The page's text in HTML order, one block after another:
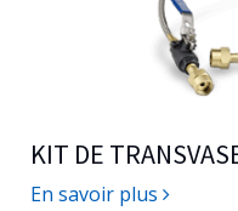
KIT DE
En savoir plus